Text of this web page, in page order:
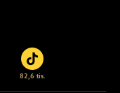
82,6 tis.